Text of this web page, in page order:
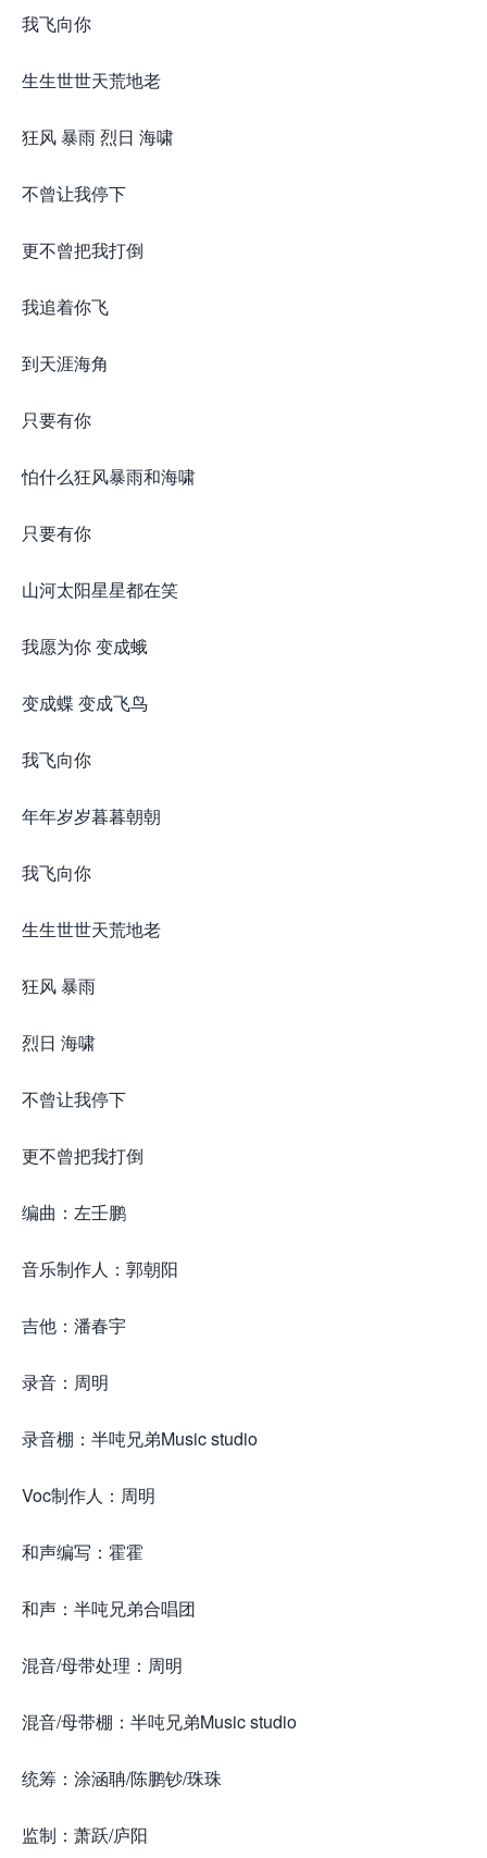
我飞向你
生生世世天荒地老
狂风 暴雨 烈日 海啸
不曾让我停下
更不曾把我打倒
我追着你飞
到天涯海角
只要有你
怕什么狂风暴雨和海啸
只要有你
山河太阳星星都在笑
我愿为你 变成蛾
变成蝶 变成飞鸟
我飞向你
年年岁岁暮暮朝朝
我飞向你
生生世世天荒地老
狂风 暴雨
烈日 海啸
不曾让我停下
更不曾把我打倒
编曲：左壬鹏
音乐制作人：郭朝阳
吉他：潘春宇
录音：周明
录音棚：半吨兄弟Music studio
Voc制作人：周明
和声编写：霍霍
和声：半吨兄弟合唱团
混音/母带处理：周明
混音/母带棚：半吨兄弟Music studio
统筹：涂涵聃/陈鹏钞/珠珠
监制：萧跃/庐阳